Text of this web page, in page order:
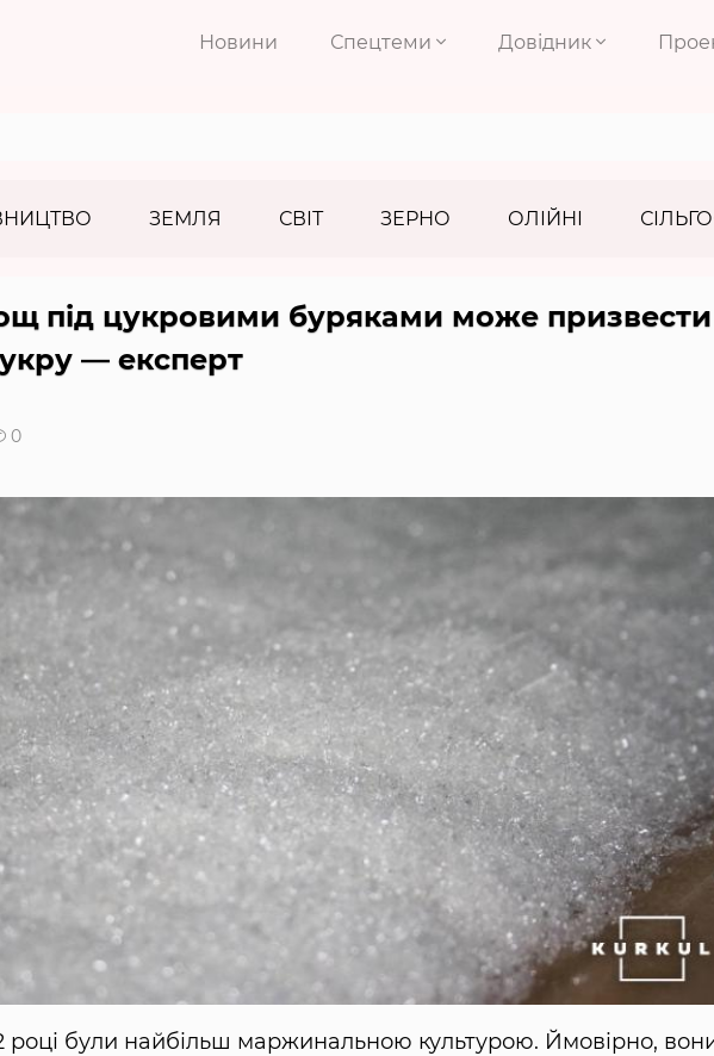
Новини Спецтеми Довідник
ЗЕМЛЯ СВІТ ЗЕРНО ОЛІЙНІ
під цукровими буряками може призвести
— експерт
0
році були найбільш маржинальною культурою. Ймовірно,